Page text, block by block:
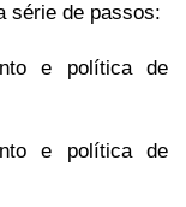
série de passos:
e política de
e política de